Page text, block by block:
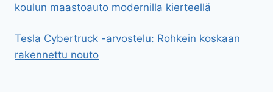
koulun maastoauto modernilla kierteellä
Tesla Cybertruck -arvostelu: Rohkein koskaan
rakennettu nouto